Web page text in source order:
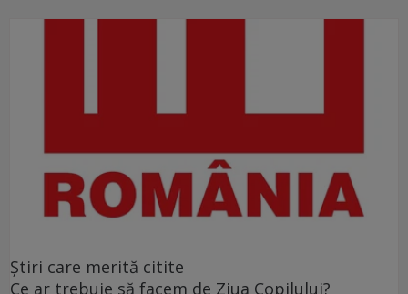
Ştiri care merită citite
Ce ar trebuie să facem de Ziua Copilului?